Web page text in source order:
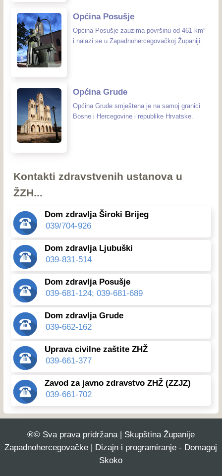
Općina Posušje
Općina Posušje zauzima površinu od 461 km²
i nalazi se u Zapadnohercegovačkoj Županiji.
Općina Grude
Općina Grude smještena je na samoj granici
Bosne i Hercegovine i republike Hrvatske.
Kontakti zdravstvenih ustanova u
ŽZH...
Dom zdravlja Široki Brijeg
039/704-926
Dom zdravlja Ljubuški
039-831-514
Dom zdravlja Posušje
039-681-124; 039-681-689
Dom zdravlja Grude
039-662-162
Uprava civilne zaštite ZHŽ
039-661-377
Zavod za javno zdravstvo ZHŽ (ZZJZ)
039-661-702
®© Sva prava pridržana | Skupština Županije
Zapadnohercegovačke | Dizajn i programiranje - Domagoj
Skoko